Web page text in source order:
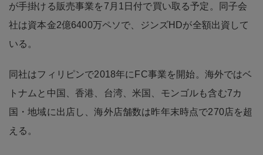
が手掛ける販売事業を7月1日付で買い取る予定。同子会
社は資本金2億6400万ペソで、ジンズHDが全額出資して
いる。
同社はフィリピンで2018年にFC事業を開始。海外ではベ
トナムと中国、香港、台湾、米国、モンゴルも含む7カ
国・地域に出店し、海外店舗数は昨年末時点で270店を超
える。